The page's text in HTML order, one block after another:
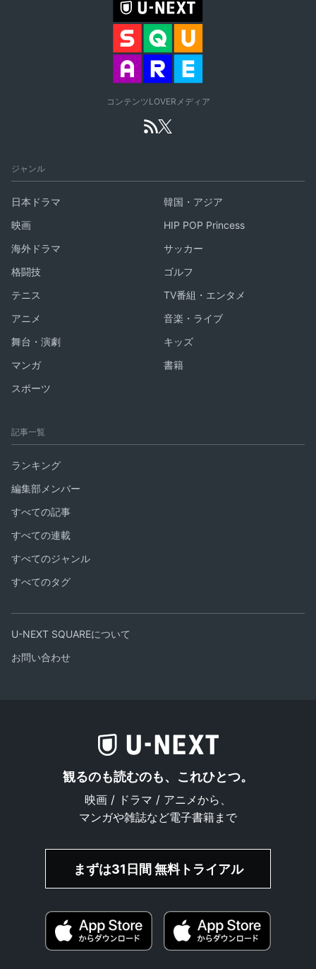
コンテンツLOVERメディア
ジャンル
日本ドラマ
韓国・アジア
映画
HIP POP Princess
海外ドラマ
サッカー
格闘技
ゴルフ
テニス
TV番組・エンタメ
アニメ
音楽・ライブ
舞台・演劇
キッズ
マンガ
書籍
スポーツ
記事一覧
ランキング
編集部メンバー
すべての記事
すべての連載
すべてのジャンル
すべてのタグ
U-NEXT SQUAREについて
お問い合わせ
観るのも読むのも、これひとつ。
映画 / ドラマ / アニメから、
マンガや雑誌など電子書籍まで
まずは31日間 無料トライアル